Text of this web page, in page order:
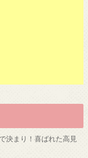
決まり！喜ばれた高見